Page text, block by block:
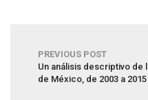
PREVIOUS POST
Un análisis descriptivo de
de México, de 2003 a 2015